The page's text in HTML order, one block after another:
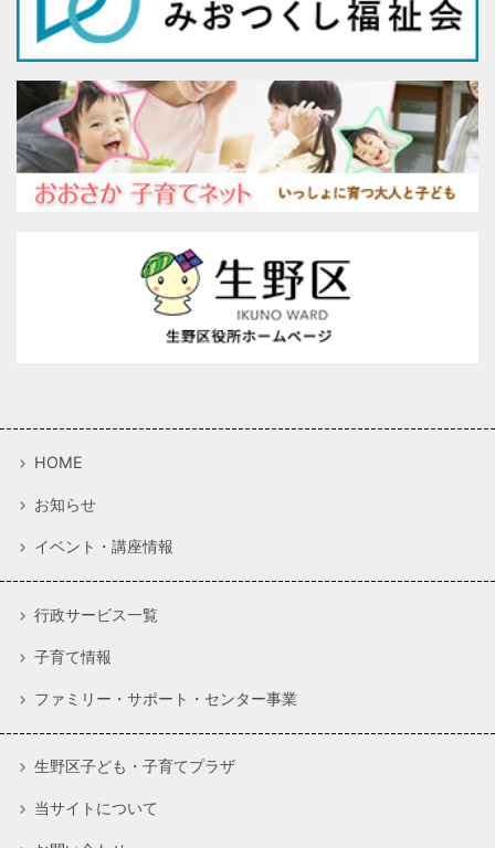
HOME
お知らせ
イベント・講座情報
行政サービス一覧
子育て情報
ファミリー・サポート・センター事業
生野区子ども・子育てプラザ
当サイトについて